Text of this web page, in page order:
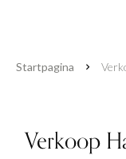
Startpagina
Verkoop